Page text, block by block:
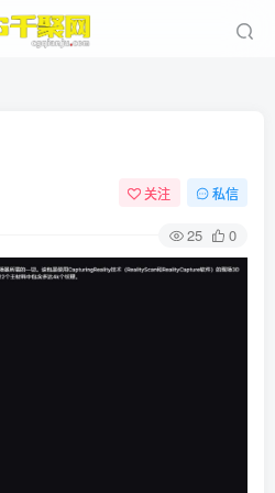
关注 私信
25 0